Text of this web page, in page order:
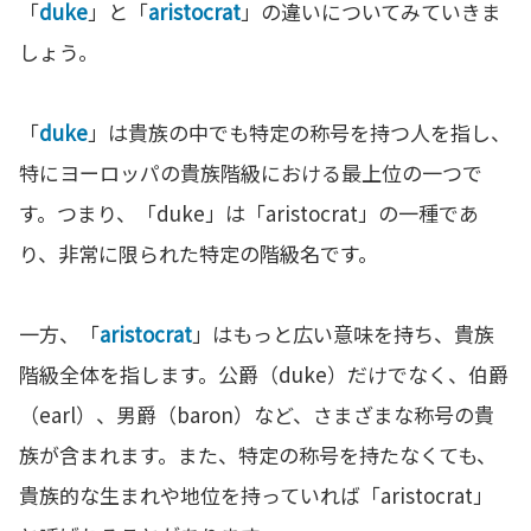
「duke」と「aristocrat」の違いについてみていきま
しょう。
「duke」は貴族の中でも特定の称号を持つ人を指し、
特にヨーロッパの貴族階級における最上位の一つで
す。つまり、「duke」は「aristocrat」の一種であ
り、非常に限られた特定の階級名です。
一方、「aristocrat」はもっと広い意味を持ち、貴族
階級全体を指します。公爵（duke）だけでなく、伯爵
（earl）、男爵（baron）など、さまざまな称号の貴
族が含まれます。また、特定の称号を持たなくても、
貴族的な生まれや地位を持っていれば「aristocrat」